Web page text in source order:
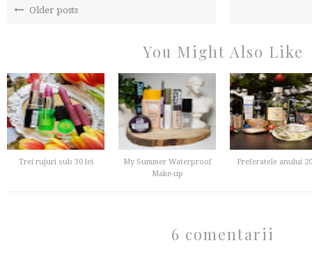
Older posts
You Might Also Like
Trei rujuri sub 30 lei
My Summer Waterproof
Make-up
Preferatele anului
6 comentarii